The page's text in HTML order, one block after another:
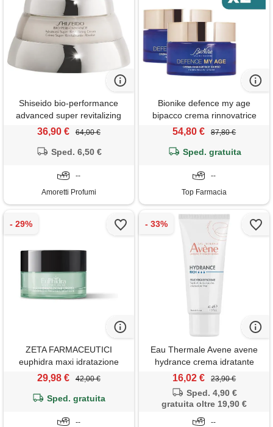
Shiseido bio-performance
advanced super revitalizing
cream 30 ml crema 24h che
dell'invecchiamento cutaneo
36,90 € 64,00 €
Sped. 6,50 €
--
Amoretti Profumi
Bionike defence my age
bipacco crema rinnovatrice
giorno 2x50ml
54,80 € 87,80 €
Sped. gratuita
--
Top Farmacia
ZETA FARMACEUTICI
euphidra maxi idratazione
crema ricca con pantenolo 50
29,98 € 42,00 €
Sped. gratuita
--
Eau Thermale Avene avene
hydrance crema idratante
ricca con acqua termale pelle
secca e molto secca 40ml
16,02 € 23,90 €
Sped. 4,90 €
gratuita oltre 19,90 €
--